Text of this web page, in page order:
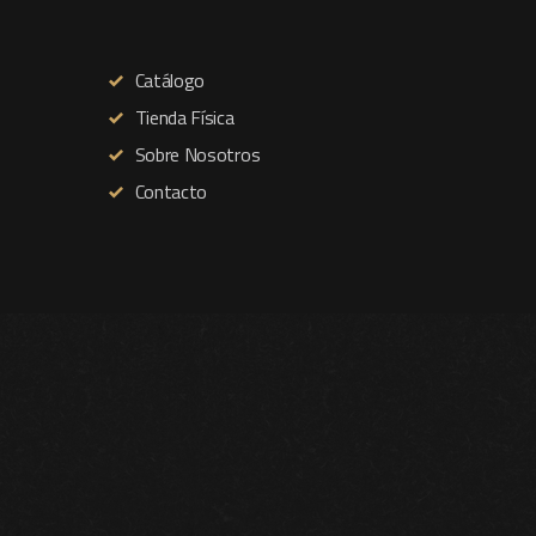
Catálogo
Tienda Física
Sobre Nosotros
Contacto